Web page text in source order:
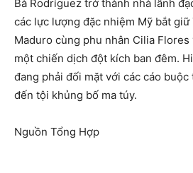
Bà Rodríguez trở thành nhà lãnh
các lực lượng đặc nhiệm Mỹ bắt
Maduro cùng phu nhân Cilia
một chiến dịch đột kích ban đêm.
đang phải đối mặt với các cáo
đến tội khủng bố ma túy.
Nguồn Tổng Hợp